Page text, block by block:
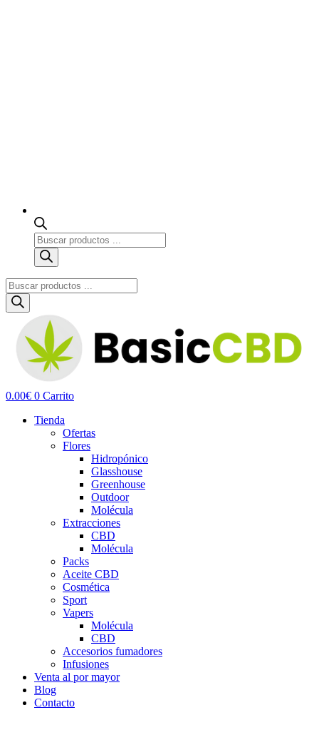
Búsqueda
de
productos
Búsqueda
de
productos
0.00€ 0 Carrito
Tienda
Ofertas
Flores
Hidropónico
Glasshouse
Greenhouse
Outdoor
Molécula
Extracciones
CBD
Molécula
Packs
Aceite CBD
Cosmética
Sport
Vapers
Molécula
CBD
Accesorios fumadores
Infusiones
Venta al por mayor
Blog
Contacto